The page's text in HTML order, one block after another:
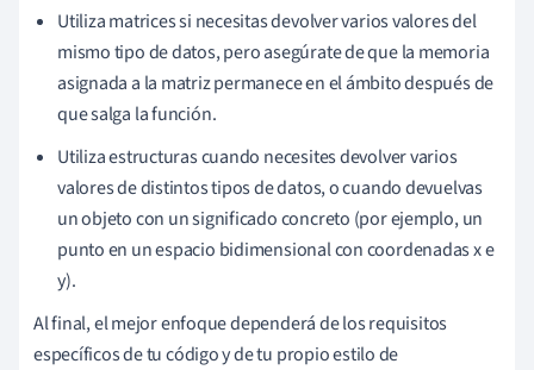
Utiliza matrices si necesitas devolver varios valores del
mismo tipo de datos, pero asegúrate de que la memoria
asignada a la matriz permanece en el ámbito después de
que salga la función.
Utiliza estructuras cuando necesites devolver varios
valores de distintos tipos de datos, o cuando devuelvas
un objeto con un significado concreto (por ejemplo, un
punto en un espacio bidimensional con coordenadas x e
y).
Al final, el mejor enfoque dependerá de los requisitos
específicos de tu código y de tu propio estilo de